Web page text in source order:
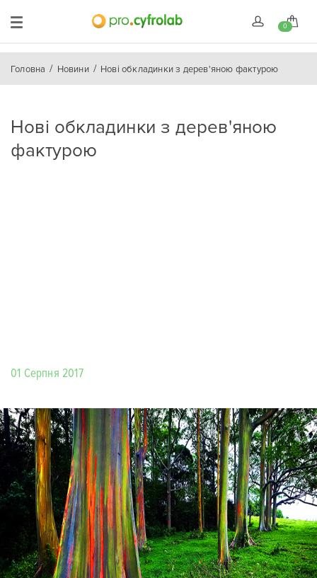
0
Головна Новини Нові обкладинки з дерев'яною фактурою
Нові обкладинки з дерев'яною
фактурою
01 Серпня 2017